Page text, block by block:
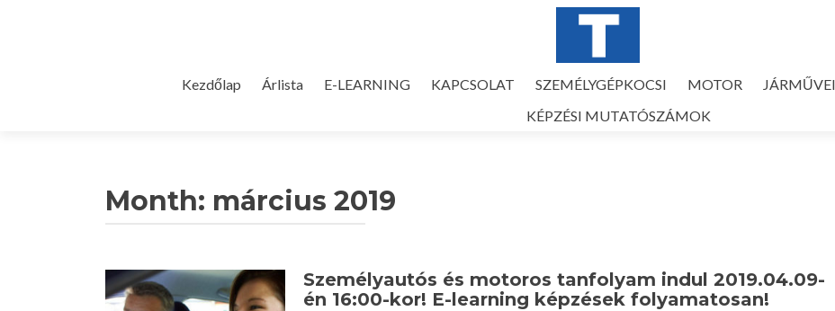
Kezdőlap Árlista E-LEARNING KAPCSOLAT SZEMÉLYGÉPKOCSI MOTOR
KÉPZÉSI MUTATÓSZÁMOK
Month: március 2019
Személyautós és motoros tanfolyam indul 2019.04.09-
én 16:00-kor! E-learning képzések folyamatosan!